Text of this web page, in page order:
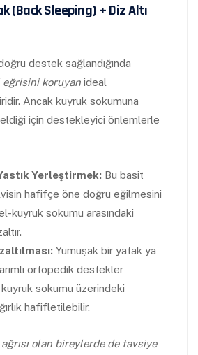
(Back Sleeping) + Diz Altı
destek sağlandığında
eğrisini koruyan ideal
Ancak kuyruk sokumuna
için destekleyici önlemlerle
Yerleştirmek: Bu basit
hafifçe öne doğru eğilmesini
kuyruk sokumu arasındaki
Yumuşak bir yatak ya
ortopedik destekler
kuyruk sokumu üzerindeki
hafifletilebilir.
olan bireylerde de tavsiye